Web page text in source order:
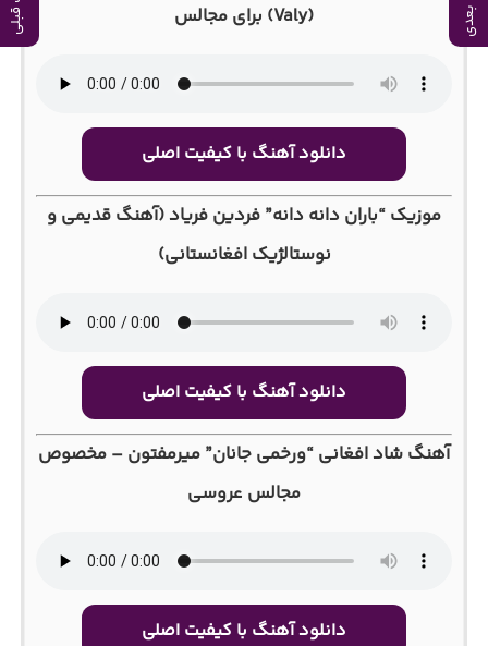
(Valy) برای مجالس
دانلود آهنگ با کیفیت اصلی
موزیک “باران دانه دانه” فردین فریاد (آهنگ قدیمی و
نوستالژیک افغانستانی)
دانلود آهنگ با کیفیت اصلی
آهنگ شاد افغانی “ورخمی جانان” میرمفتون – مخصوص
مجالس عروسی
دانلود آهنگ با کیفیت اصلی